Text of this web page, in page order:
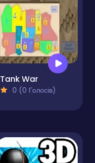
Tank War
0 (0 Голосів)